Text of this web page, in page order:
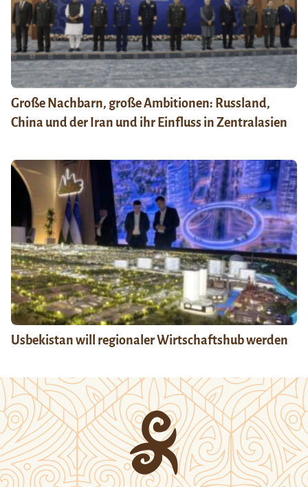
Große Nachbarn, große Ambitionen: Russland,
China und der Iran und ihr Einfluss in Zentralasien
Usbekistan will regionaler Wirtschaftshub werden